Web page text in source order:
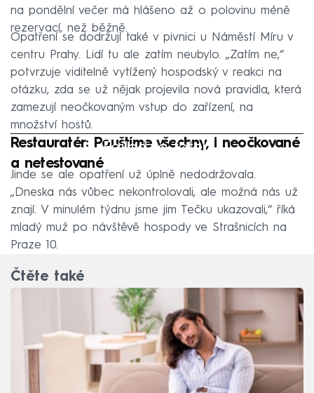
na pondělní večer má hlášeno až o polovinu méně
rezervací, než běžně.
Opatření se dodržují také v pivnici u Náměstí Míru v
centru Prahy. Lidí tu ale zatím neubylo. „Zatím ne,“
potvrzuje viditelně vytížený hospodský v reakci na
otázku, zda se už nějak projevila nová pravidla, která
zamezují neočkovaným vstup do zařízení, na
množství hostů.
Failed to fetch
Restauratér: Pouštíme všechny, i neočkované
a netestované
Jinde se ale opatření už úplně nedodržovala.
„Dneska nás vůbec nekontrolovali, ale možná nás už
znají. V minulém týdnu jsme jim Tečku ukazovali,“ říká
mladý muž po návštěvě hospody ve Strašnicích na
Praze 10.
Čtěte také